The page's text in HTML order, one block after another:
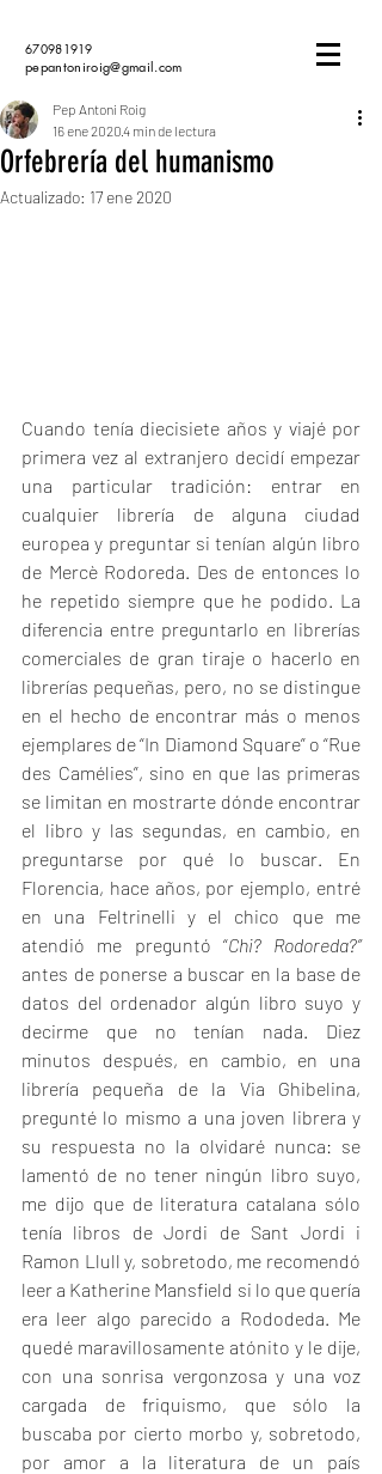
670981919
pepantoniroig@gmail.com
Orfebrería del humanismo
Pep Antoni Roig
16 ene 20204 min de lectura
Actualizado: 17 ene 2020
Cuando tenía diecisiete años y viajé por
primera vez al extranjero decidí empezar
una particular tradición: entrar en
cualquier librería de alguna ciudad
europea y preguntar si tenían algún libro
de Mercè Rodoreda. Des de entonces lo
he repetido siempre que he podido. La
diferencia entre preguntarlo en librerías
comerciales de gran tiraje o hacerlo en
librerías pequeñas, pero, no se distingue
en el hecho de encontrar más o menos
ejemplares de “In Diamond Square” o “Rue
des Camélies”, sino en que las primeras
se limitan en mostrarte dónde encontrar
el libro y las segundas, en cambio, en
preguntarse por qué lo buscar. En
Florencia, hace años, por ejemplo, entré
en una Feltrinelli y el chico que me
atendió me preguntó “Chi? Rodoreda?”
antes de ponerse a buscar en la base de
datos del ordenador algún libro suyo y
decirme que no tenían nada. Diez
minutos después, en cambio, en una
librería pequeña de la Via Ghibelina,
pregunté lo mismo a una joven librera y
su respuesta no la olvidaré nunca: se
lamentó de no tener ningún libro suyo,
me dijo que de literatura catalana sólo
tenía libros de Jordi de Sant Jordi i
Ramon Llull y, sobretodo, me recomendó
leer a Katherine Mansfield si lo que quería
era leer algo parecido a Rododeda. Me
quedé maravillosamente atónito y le dije,
con una sonrisa vergonzosa y una voz
cargada de friquismo, que sólo la
buscaba por cierto morbo y, sobretodo,
por amor a la literatura de un país